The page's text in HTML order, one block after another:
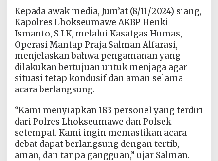
Kepada awak media, Jum’at (8/11/2024) siang,
Kapolres Lhokseumawe AKBP Henki
Ismanto, S.I.K, melalui Kasatgas Humas,
Operasi Mantap Praja Salman Alfarasi,
menjelaskan bahwa pengamanan yang
dilakukan bertujuan untuk menjaga agar
situasi tetap kondusif dan aman selama
acara berlangsung.
“Kami menyiapkan 183 personel yang terdiri
dari Polres Lhokseumawe dan Polsek
setempat. Kami ingin memastikan acara
debat dapat berlangsung dengan tertib,
aman, dan tanpa gangguan,” ujar Salman.